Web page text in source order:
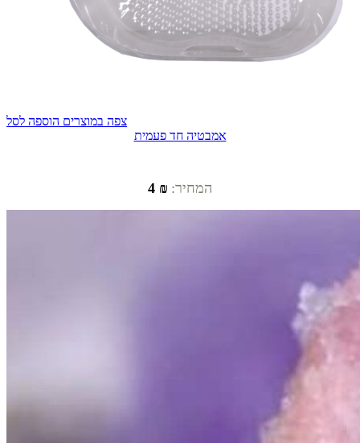
צפה במוצרים הוספה לסל
אמבטיה חד פעמית
המחיר: ₪ 4